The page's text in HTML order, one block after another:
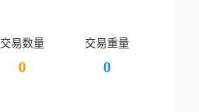
交易数量
0
交易重量
0